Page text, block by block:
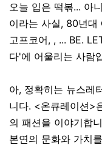
오늘 입은 떡볶... 아
이라는 사실, 80년대
고프코어, , ... BE.
다'에 어울리는 사람
아, 정확히는 뉴스레
니다. <온큐레이션>
의 패션을 이야기합
본연의 문화와 가치